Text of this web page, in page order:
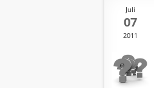
Juli
07
2011